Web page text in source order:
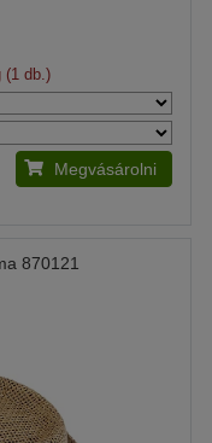
db.)
Megvásárolni
870121